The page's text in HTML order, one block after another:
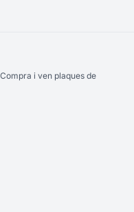
i ven plaques de